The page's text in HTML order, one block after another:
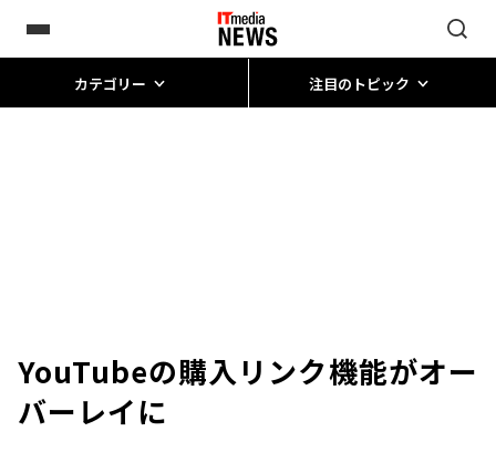
カテゴリー 注目のトピック
YouTubeの購入リンク機能がオー
バーレイに